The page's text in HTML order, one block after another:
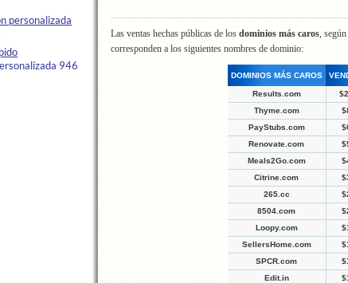
Las ventas hechas públicas de los dominios más caros, según
corresponden a los siguientes nombres de dominio:
DOMINIOS MÁS CAROS
Results.com
Thyme.com
PayStubs.com
Renovate.com
Meals2Go.com
Citrine.com
265.cc
8504.com
Loopy.com
SellersHome.com
SPCR.com
Edit.in